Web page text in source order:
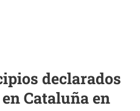
declarados
Cataluña en